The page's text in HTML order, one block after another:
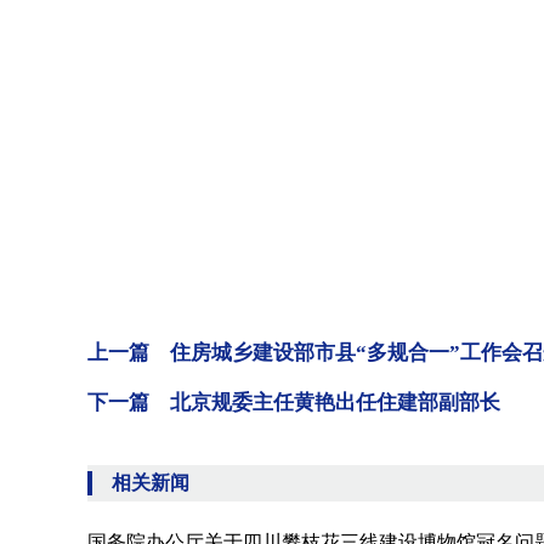
上一篇 住房城乡建设部市县“多规合一”工作会
下一篇 北京规委主任黄艳出任住建部副部长
相关新闻